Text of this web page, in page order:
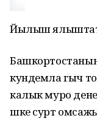
Йылыш
кундемла гыч
калык муро
шке сурт